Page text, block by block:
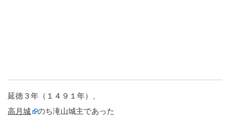
延徳３年（１４９１年）、
高月城
のち滝山城主であった